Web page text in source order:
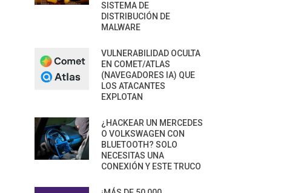
SISTEMA DE
DISTRIBUCIÓN DE
MALWARE
VULNERABILIDAD OCULTA
EN COMET/ATLAS
(NAVEGADORES IA) QUE
LOS ATACANTES
EXPLOTAN
¿HACKEAR UN MERCEDES
O VOLKSWAGEN CON
BLUETOOTH? SOLO
NECESITAS UNA
CONEXIÓN Y ESTE TRUCO